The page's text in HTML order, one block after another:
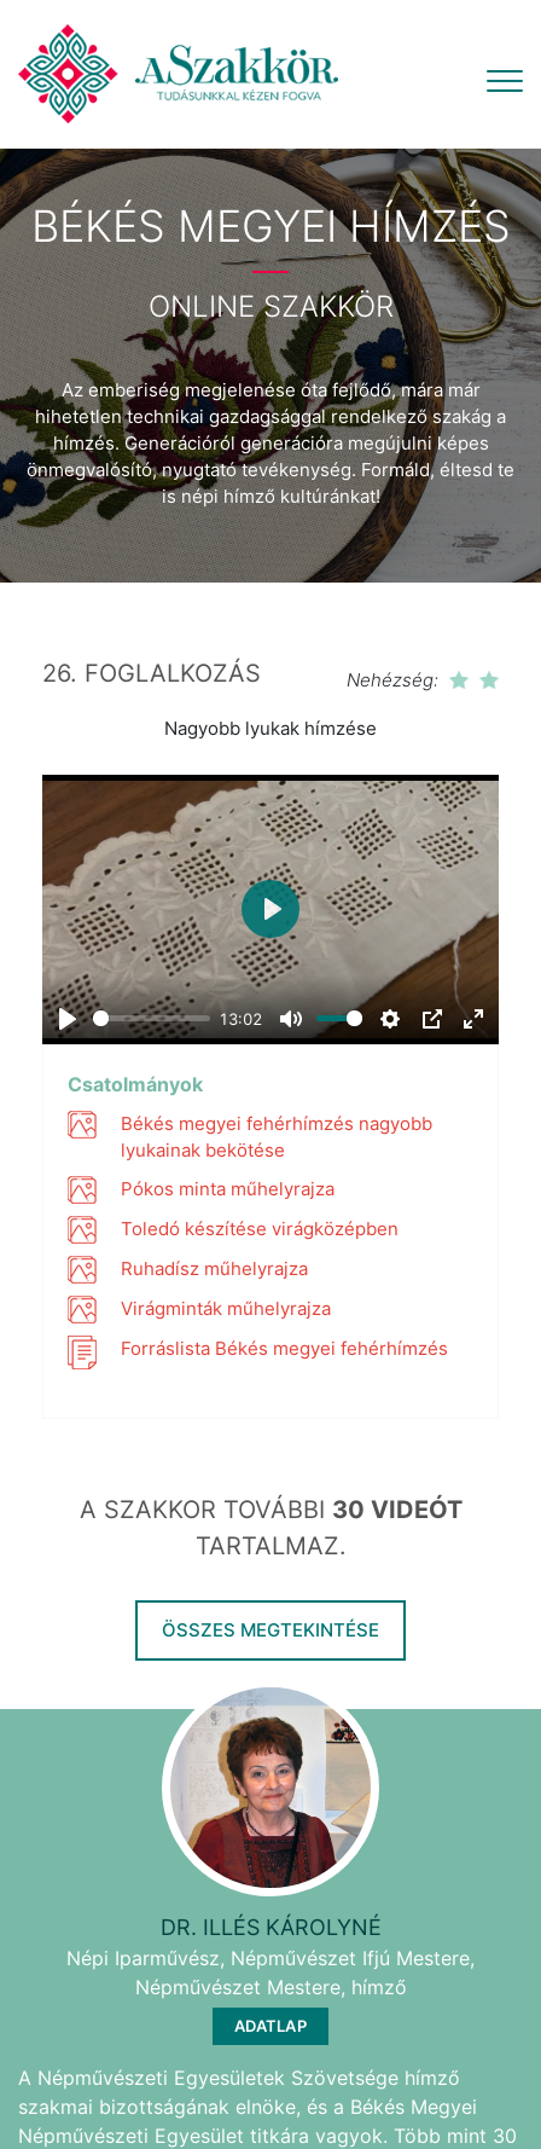
BÉKÉS MEGYEI HÍMZÉS
ONLINE SZAKKÖR
Az emberiség megjelenése óta fejlődő, mára már
hihetetlen technikai gazdagsággal rendelkező szakág a
hímzés. Generációról generációra megújulni képes
önmegvalósító, nyugtató tevékenység. Formáld, éltesd te
is népi hímző kultúránkat!
26. FOGLALKOZÁS Nehézség:
Nagyobb lyukak hímzése
Play
13:02
Mute Settings
PIP Enter
Play
Csatolmányok
Békés megyei fehérhímzés nagyobb
lyukainak bekötése
Pókos minta műhelyrajza
Toledó készítése virágközépben
Ruhadísz műhelyrajza
Virágminták műhelyrajza
Forráslista Békés megyei fehérhímzés
A SZAKKOR TOVÁBBI 30 VIDEÓT
TARTALMAZ.
ÖSSZES MEGTEKINTÉSE
DR. ILLÉS KÁROLYNÉ
Népi Iparművész, Népművészet Ifjú Mestere,
Népművészet Mestere, hímző
ADATLAP
A Népművészeti Egyesületek Szövetsége hímző
szakmai bizottságának elnöke, és a Békés Megyei
Népművészeti Egyesület titkára vagyok. Több mint 30